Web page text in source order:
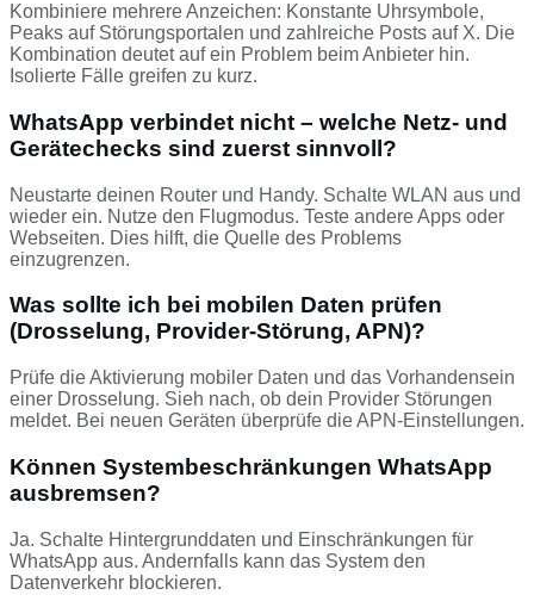
Kombiniere mehrere Anzeichen: Konstante Uhrsymbole,
Peaks auf Störungsportalen und zahlreiche Posts auf X. Die
Kombination deutet auf ein Problem beim Anbieter hin.
Isolierte Fälle greifen zu kurz.
WhatsApp verbindet nicht – welche Netz- und
Gerätechecks sind zuerst sinnvoll?
Neustarte deinen Router und Handy. Schalte WLAN aus und
wieder ein. Nutze den Flugmodus. Teste andere Apps oder
Webseiten. Dies hilft, die Quelle des Problems
einzugrenzen.
Was sollte ich bei mobilen Daten prüfen
(Drosselung, Provider-Störung, APN)?
Prüfe die Aktivierung mobiler Daten und das Vorhandensein
einer Drosselung. Sieh nach, ob dein Provider Störungen
meldet. Bei neuen Geräten überprüfe die APN-Einstellungen.
Können Systembeschränkungen WhatsApp
ausbremsen?
Ja. Schalte Hintergrunddaten und Einschränkungen für
WhatsApp aus. Andernfalls kann das System den
Datenverkehr blockieren.